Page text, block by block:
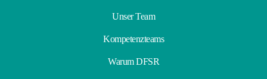
Unser Team
Kompetenzteams
Warum DFSR